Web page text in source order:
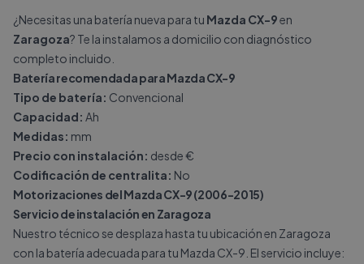
¿Necesitas una batería nueva para tu Mazda CX-9en
Zaragoza? Te la instalamos a domicilio con diagnóstico
completo incluido.
Batería recomendada para Mazda CX-9
Tipo de batería: Convencional
Capacidad: Ah
Medidas: mm
Precio con instalación: desde €
Codificación de centralita: No
Motorizaciones del Mazda CX-9 (2006-2015)
Servicio de instalación en Zaragoza
Nuestro técnico se desplaza hasta tu ubicación en Zaragoza
con la batería adecuada para tu Mazda CX-9. El servicio incluye: